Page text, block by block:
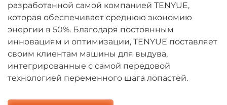
разработанной самой компанией TENYUE,
которая обеспечивает среднюю экономию
энергии в 50%. Благодаря постоянным
инновациям и оптимизации, TENYUE поставляет
своим клиентам машины для выдува,
интегрированные с самой передовой
технологией переменного шага лопастей.